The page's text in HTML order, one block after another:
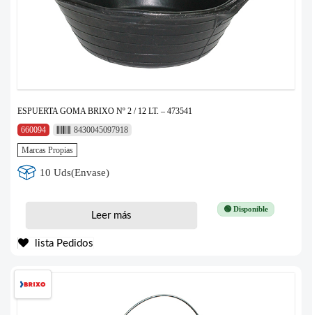
ESPUERTA GOMA BRIXO Nº 2 / 12 LT. – 473541
660094
8430045097918
Marcas Propias
10 Uds(Envase)
🟢 Disponible
Leer más
lista Pedidos